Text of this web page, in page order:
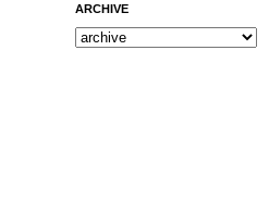
ARCHIVE